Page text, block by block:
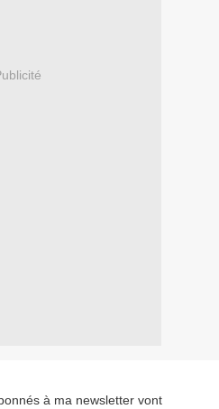
à ma newsletter vont